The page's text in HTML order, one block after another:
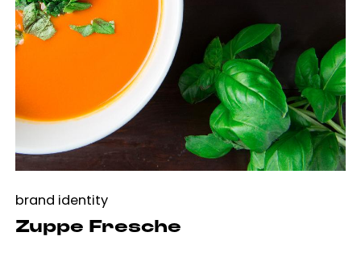
brand identity
Zuppe Fresche